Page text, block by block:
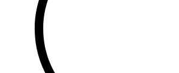
Балык бистәсе
104,9 FM
Баулы